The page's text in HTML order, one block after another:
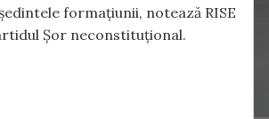
formațiunii, notează RISE
Șor neconstituțional.